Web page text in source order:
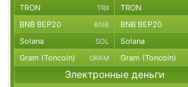
TRON TRX TRON
BNB BEP20 BNB BNB BEP20
Solana SOL Solana
Gram (Toncoin) GRAM Gram (Toncoin)
Электронные деньги